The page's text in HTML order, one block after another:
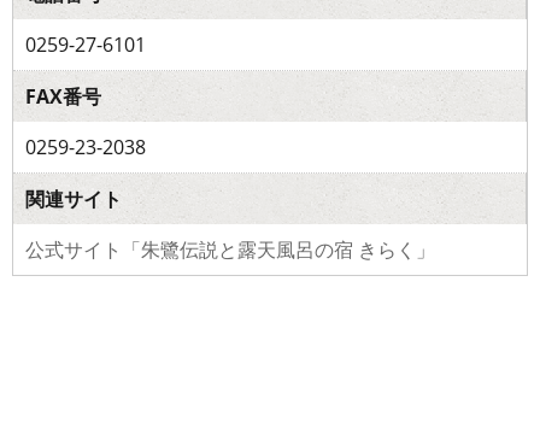
0259-27-6101
FAX番号
0259-23-2038
関連サイト
公式サイト「朱鷺伝説と露天風呂の宿 きらく」